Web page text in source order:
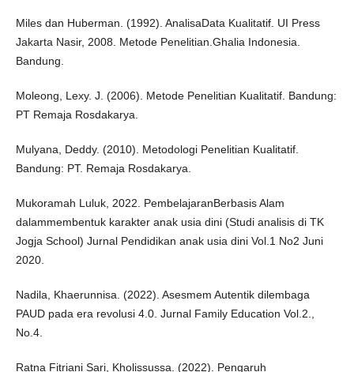
Miles dan Huberman. (1992). AnalisaData Kualitatif. UI Press
Jakarta Nasir, 2008. Metode Penelitian.Ghalia Indonesia.
Bandung.
Moleong, Lexy. J. (2006). Metode Penelitian Kualitatif. Bandung:
PT Remaja Rosdakarya.
Mulyana, Deddy. (2010). Metodologi Penelitian Kualitatif.
Bandung: PT. Remaja Rosdakarya.
Mukoramah Luluk, 2022. PembelajaranBerbasis Alam
dalammembentuk karakter anak usia dini (Studi analisis di TK
Jogja School) Jurnal Pendidikan anak usia dini Vol.1 No2 Juni
2020.
Nadila, Khaerunnisa. (2022). Asesmem Autentik dilembaga
PAUD pada era revolusi 4.0. Jurnal Family Education Vol.2.,
No.4.
Ratna Fitriani Sari, Kholissussa. (2022). Pengaruh